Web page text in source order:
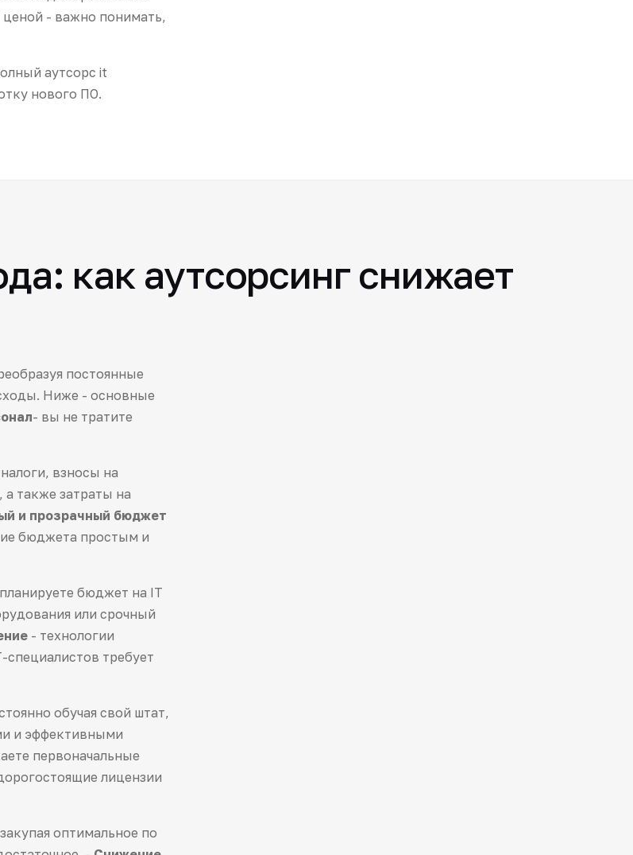
ценой - важно понимать,
аутсорс it
нового ПО.
как аутсорсинг снижает
постоянные
Ниже - основные
- вы не тратите
взносы на
а также затраты на
и прозрачный бюджет
бюджета простым и
бюджет на IT
или срочный
- технологии
требует
обучая свой штат,
и эффективными
первоначальные
лицензии
оптимальное по